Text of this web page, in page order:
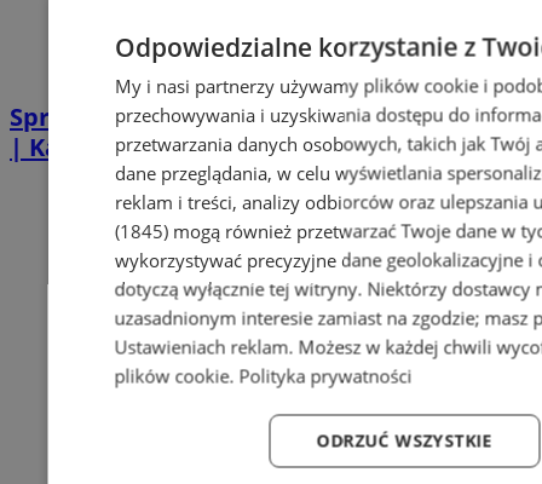
Sprzątanie po zgonie w Piekarach Śląskich
| Kastelnik
Odpowiedzialne korzystanie z
My i nasi partnerzy używamy plików cookie i
przechowywania i uzyskiwania dostępu do
przetwarzania danych osobowych, takich jak
dane przeglądania, w celu wyświetlania
reklam i treści, analizy odbiorców oraz ulepszania
(1845)mogą również przetwarzać Twoje dane w
wykorzystywać precyzyjne dane geolokalizacyjne
dotyczą wyłącznie tej witryny. Niektórzy dostawcy
uzasadnionym interesie zamiast na zgodzie; masz
Ustawieniach reklam. Możesz w każdej chwili
plików cookie. Polityka prywatności
ODRZUĆ WSZYSTKIE